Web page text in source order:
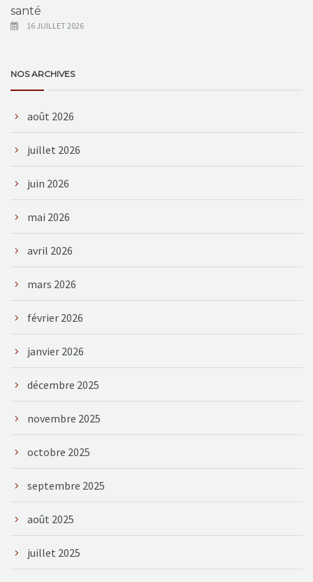
santé
16 JUILLET 2026
NOS ARCHIVES
août 2026
juillet 2026
juin 2026
mai 2026
avril 2026
mars 2026
février 2026
janvier 2026
décembre 2025
novembre 2025
octobre 2025
septembre 2025
août 2025
juillet 2025